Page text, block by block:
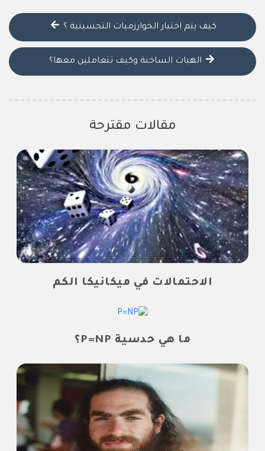
كيف يتم اختيار الخوارزميات التحسينية ؟
الهبات الساخنة وكيف تتعاملين معها؟
مقالات مقترحة
الاحتمالات في ميكانيكا الكم
ما هي حدسية P=NP؟